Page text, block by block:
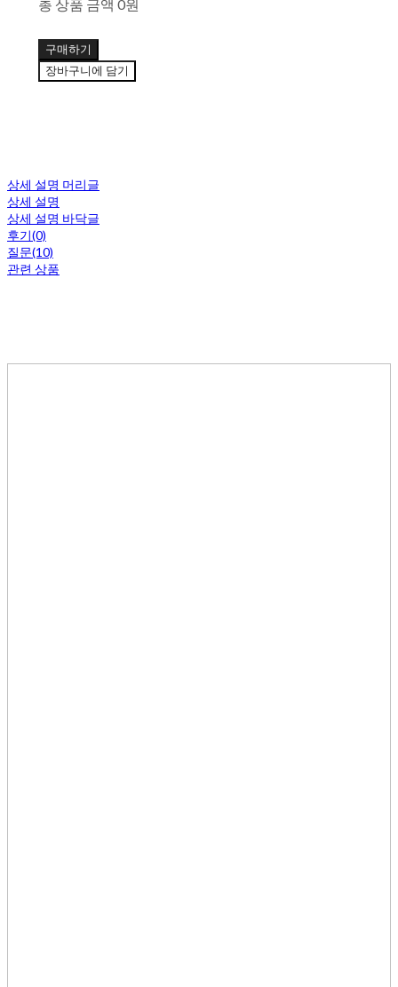
총 상품 금액 0원
구매하기
장바구니에 담기
상세 설명 머리글
상세 설명
상세 설명 바닥글
후기(0)
질문(10)
관련 상품